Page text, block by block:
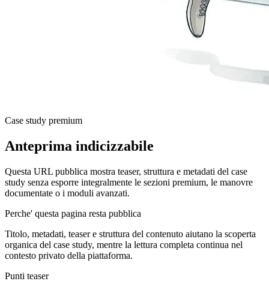
Case study premium
Anteprima indicizzabile
Questa URL pubblica mostra teaser, struttura e metadati del case
study senza esporre integralmente le sezioni premium, le manovre
documentate o i moduli avanzati.
Perche' questa pagina resta pubblica
Titolo, metadati, teaser e struttura del contenuto aiutano la scoperta
organica del case study, mentre la lettura completa continua nel
contesto privato della piattaforma.
Punti teaser